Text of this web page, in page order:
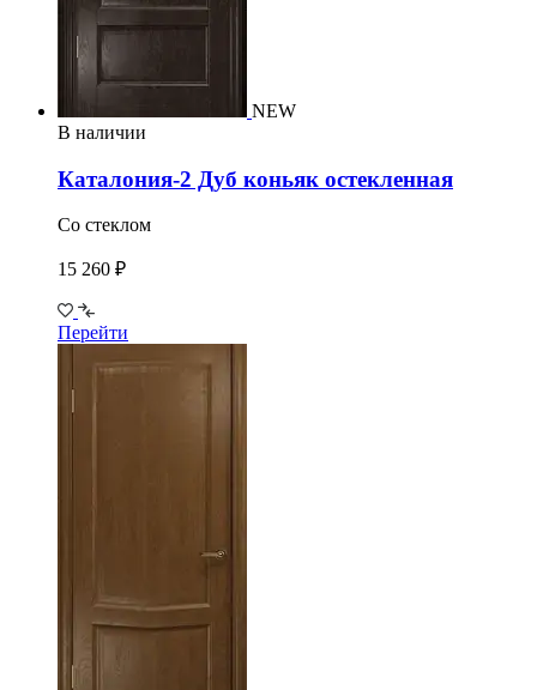
NEW
В наличии
Каталония-2 Дуб коньяк остекленная
Со стеклом
15 260 ₽
Перейти